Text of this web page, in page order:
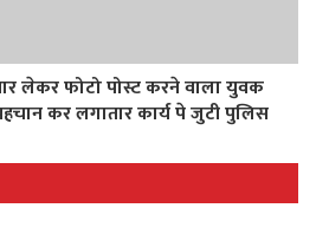
लेकर फोटो पोस्ट करने वाला युवक
कर लगातार कार्य पे जुटी पुलिस